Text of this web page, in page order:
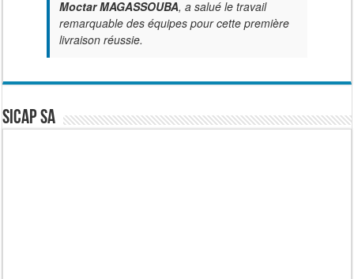
Moctar MAGASSOUBA, a salué le travail
remarquable des équipes pour cette première
livraison réussie.
SICAP SA